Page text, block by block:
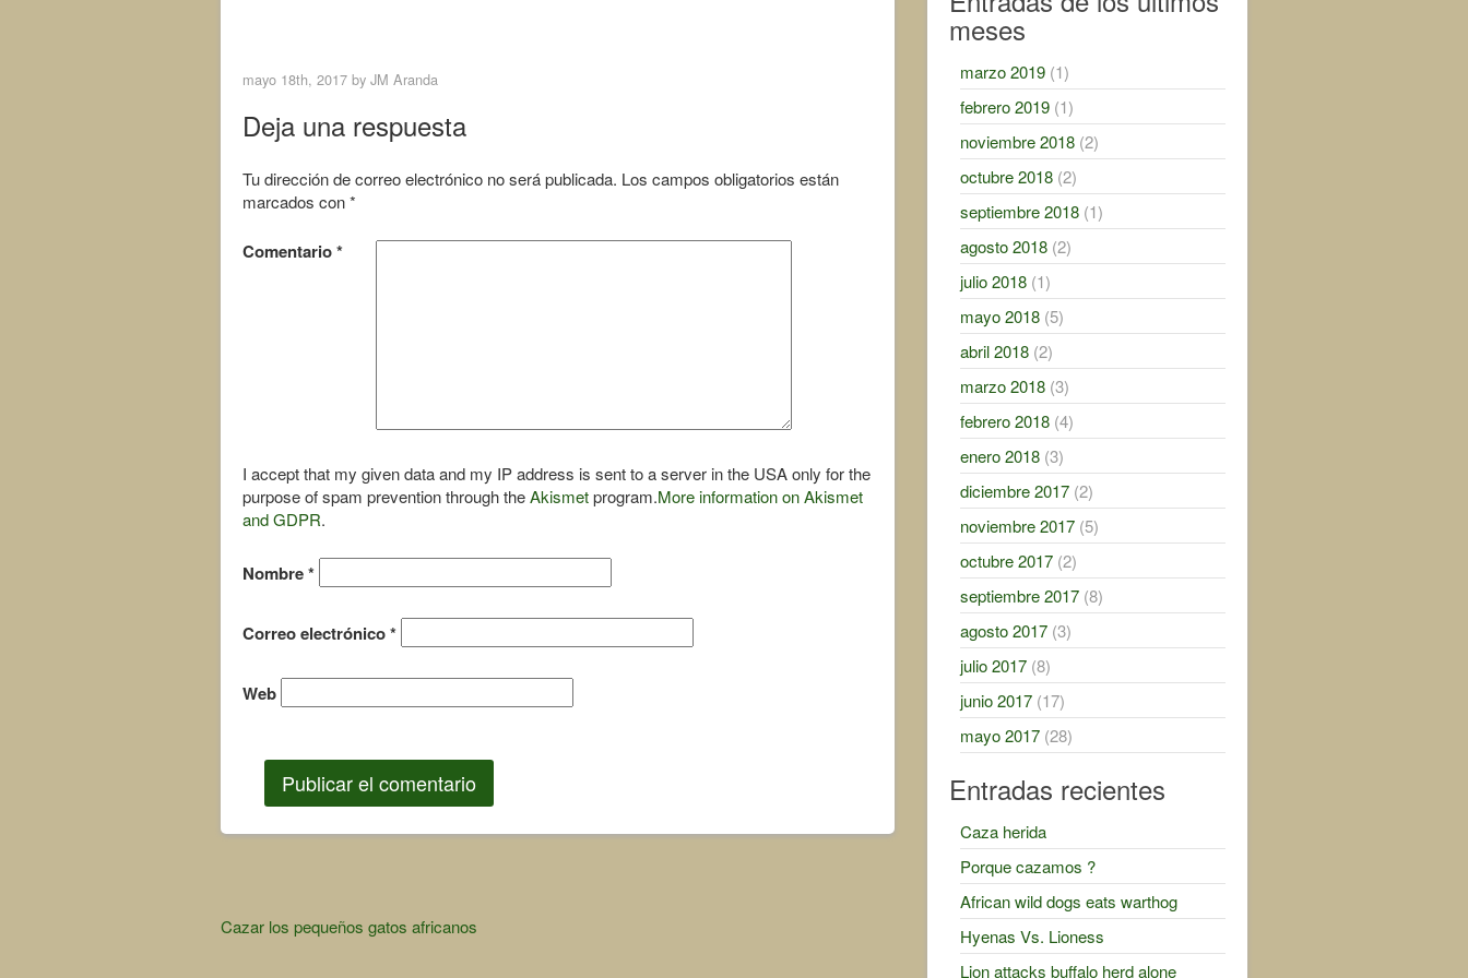
o
o
e
r
mayo 18th, 2017 by JM Aranda
Deja una respuesta
Tu dirección de correo electrónico no será publicada. Los campos obligatorios están
marcados con*
Comentario*
I accept that my given data and my IP address is sent to a server in the USA only for the
purpose of spam prevention through theAkismetprogram.More information on Akismet
and GDPR.
Nombre*
Correo electrónico*
Web
Other
Cazar los pequeños gatos africanos
meses
marzo 2019(1)
febrero 2019(1)
noviembre 2018(2)
octubre 2018(2)
septiembre 2018(1)
agosto 2018(2)
julio 2018(1)
mayo 2018(5)
abril 2018(2)
marzo 2018(3)
febrero 2018(4)
enero 2018(3)
diciembre 2017(2)
noviembre 2017(5)
octubre 2017(2)
septiembre 2017(8)
agosto 2017(3)
julio 2017(8)
junio 2017(17)
mayo 2017(28)
Entradas recientes
Caza herida
Porque cazamos ?
African wild dogs eats warthog
Hyenas Vs. Lioness
Lion attacks buffalo herd alone